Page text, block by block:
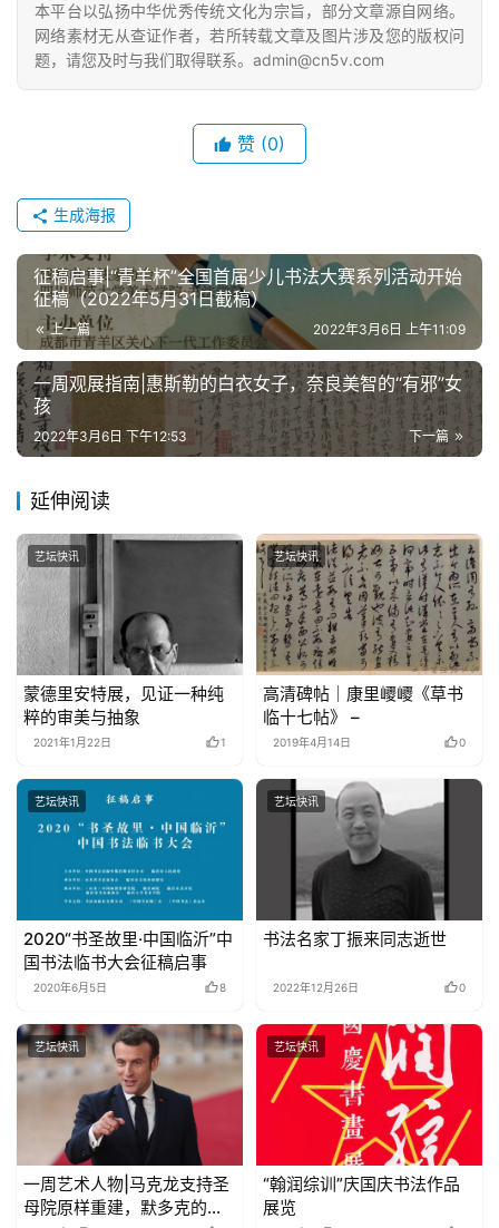
本平台以弘扬中华优秀传统文化为宗旨，部分文章源自网络。
网络素材无从查证作者，若所转载文章及图片涉及您的版权问
题，请您及时与我们取得联系。admin@cn5v.com
赞 (0)
生成海报
征稿启事|“青羊杯”全国首届少儿书法大赛系列活动开始
征稿（2022年5月31日截稿）
上一篇 2022年3月6日 上午11:09
一周观展指南|惠斯勒的白衣女子，奈良美智的“有邪”女
孩
下一篇
2022年3月6日 下午12:53
延伸阅读
艺坛快讯
蒙德里安特展，见证一种纯
粹的审美与抽象
2021年1月22日 1
艺坛快讯
高清碑帖｜康里巎巎《草书
临十七帖》 –
2019年4月14日 0
艺坛快讯
2020“书圣故里·中国临沂”中
国书法临书大会征稿启事
2020年6月5日 8
艺坛快讯
书法名家丁振来同志逝世
2022年12月26日 0
艺坛快讯
一周艺术人物|马克龙支持圣
母院原样重建，默多克的艺
艺坛快讯
“翰润综训”庆国庆书法作品
展览